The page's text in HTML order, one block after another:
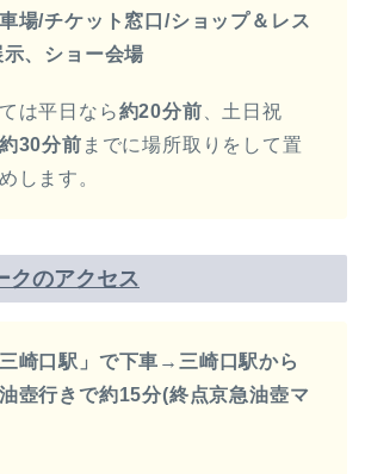
場/チケット窓口/ショップ＆レス
示、ショー会場
は平日なら約20分前 、土日祝
約30分前 までに場所取りをして置
します。
クのアクセス
崎口駅」で下車→三崎口駅から
壺行きで約15分(終点京急油壺マ